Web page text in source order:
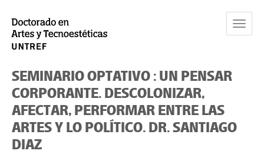
Toggle
SEMINARIO OPTATIVO : UN PENSAR
CORPORANTE. DESCOLONIZAR,
AFECTAR, PERFORMAR ENTRE LAS
ARTES Y LO POLÍTICO. DR. SANTIAGO
DIAZ